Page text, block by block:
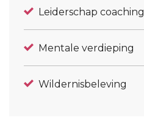
Leiderschap coaching
Mentale verdieping
Wildernisbeleving